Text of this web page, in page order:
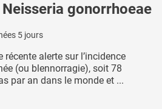
gonorrhoeae
5 jours
récente alerte sur l’incidence
(ou blennorragie), soit 78
par an dans le monde et ...